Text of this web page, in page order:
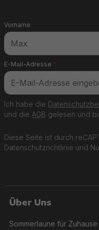
E-Mail-Adresse *
Vorname
Diese Seite ist durch
Datenschutzrichtlinie und
Ich habe die
und die AGB gelesen und
Über Uns
Sommerlaune für